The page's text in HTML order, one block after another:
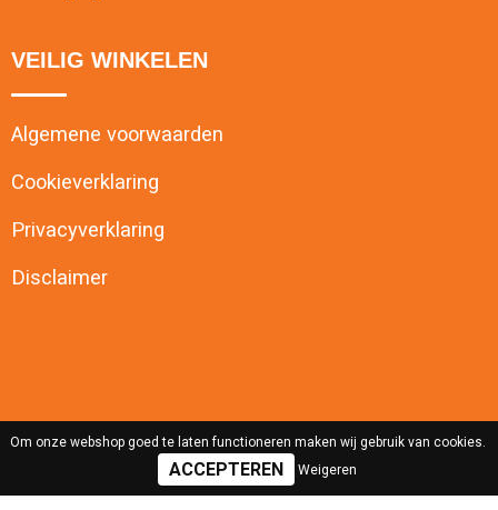
VEILIG WINKELEN
Algemene voorwaarden
Cookieverklaring
Privacyverklaring
Disclaimer
Om onze webshop goed te laten functioneren maken wij gebruik van cookies.
Weigeren